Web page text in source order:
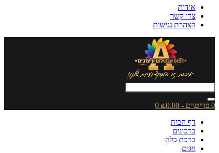
אודות
צרו קשר
הצהרת נגישות
0 פריט\ים - ₪0.00
0
דף הבית
ברכונים
ברכת כלה
חגים